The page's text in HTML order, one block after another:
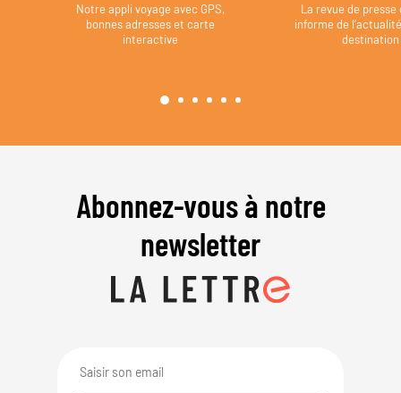
Notre appli voyage avec GPS,
bonnes adresses et carte
interactive
La revue de presse
informe de
destination
Abonnez-vous à notre
newsletter